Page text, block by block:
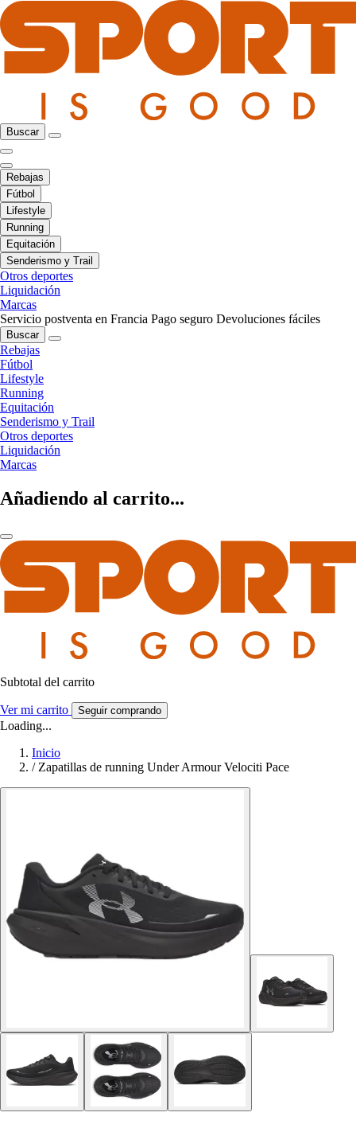
Buscar
Rebajas
Fútbol
Lifestyle
Running
Equitación
Senderismo y Trail
Otros deportes
Liquidación
Marcas
Servicio postventa en Francia Pago seguro Devoluciones fáciles
Buscar
Rebajas
Fútbol
Lifestyle
Running
Equitación
Senderismo y Trail
Otros deportes
Liquidación
Marcas
Añadiendo al carrito...
Subtotal del carrito
Ver mi carrito Seguir comprando
Loading...
Inicio
/ Zapatillas de running Under Armour Velociti Pace